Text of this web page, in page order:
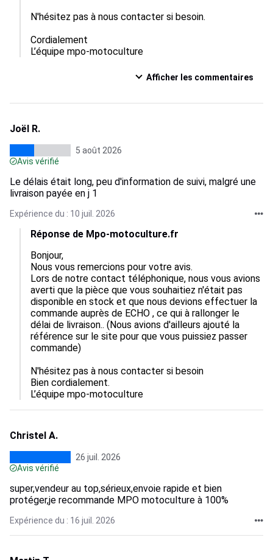
N'hésitez pas à nous contacter si besoin.
Cordialement
L’équipe mpo-motoculture
Afficher les commentaires
Joël R.
5 août 2026
Avis vérifié
Le délais était long, peu d'information de suivi, malgré une
livraison payée en j 1
Expérience du : 10 juil. 2026
Réponse de Mpo-motoculture.fr
Bonjour,
Nous vous remercions pour votre avis.
Lors de notre contact téléphonique, nous vous avions
averti que la pièce que vous souhaitiez n'était pas
disponible en stock et que nous devions effectuer la
commande auprès de ECHO , ce qui à rallonger le
délai de livraison.. (Nous avions d'ailleurs ajouté la
référence sur le site pour que vous puissiez passer
commande)
N'hésitez pas à nous contacter si besoin
Bien cordialement.
L’équipe mpo-motoculture
Christel A.
26 juil. 2026
Avis vérifié
super,vendeur au top,sérieux,envoie rapide et bien
protéger,je recommande MPO motoculture à 100%
Expérience du : 16 juil. 2026